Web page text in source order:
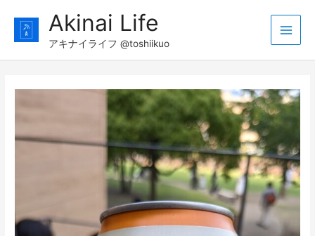
ン
Akinai Life
アキナイライフ @toshiikuo
Main